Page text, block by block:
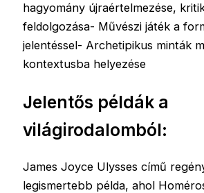
hagyomány újraértelmezése,
feldolgozása- Művészi játék a
jelentéssel- Archetipikus minták
kontextusba helyezése
Jelentős példák a
világirodalomból:
James Joyce Ulysses című
legismertebb példa, ahol